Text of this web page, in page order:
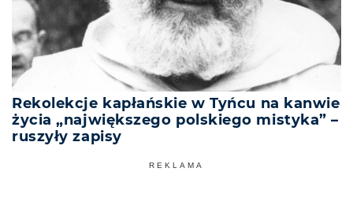
Rekolekcje kapłańskie w Tyńcu na kanwie
życia „największego polskiego mistyka” –
ruszyły zapisy
REKLAMA